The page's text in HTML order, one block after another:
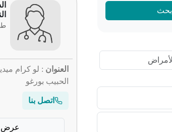
ابحث
العنوان
الحبيب بورغو
اتصل بنا
عرض